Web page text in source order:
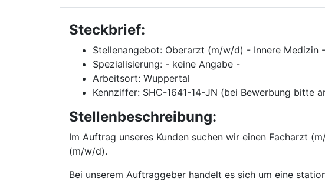
Steckbrief:
Stellenangebot: Oberarzt (m/w/d) - Innere Medizin
Spezialisierung: - keine Angabe -
Arbeitsort: Wuppertal
Kennziffer: SHC-1641-14-JN (bei Bewerbung bitte
Stellenbeschreibung:
Im Auftrag unseres Kunden suchen wir einen Facharzt
(m/w/d).
Bei unserem Auftraggeber handelt es sich um eine